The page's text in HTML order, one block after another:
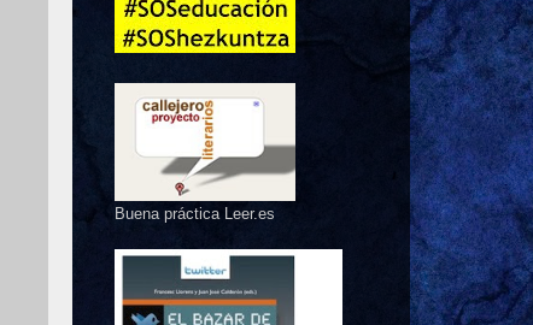
Buena práctica Leer.es